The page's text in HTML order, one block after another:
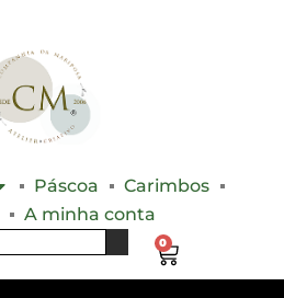
Páscoa
Carimbos
A minha conta
0